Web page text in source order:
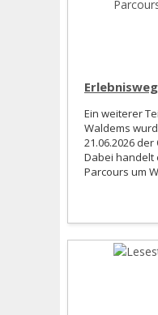
Ein weiterer
Waldems
21.06.2026
Dabei handelt
Parcours um